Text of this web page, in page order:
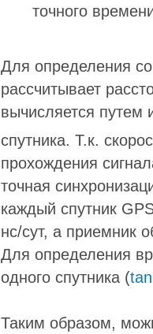
точного
Для определения
рассчитывает
вычисляется путем
спутника. Т.к.
прохождения
точная
каждый спутник
нс/сут, а приемник
Для определения
одного спутника (
Таким образом,